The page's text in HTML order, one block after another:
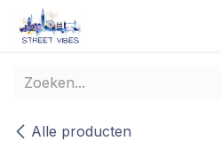
Overslaan naar inhoud
Alle producten